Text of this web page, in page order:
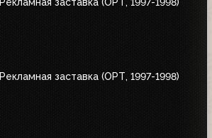
Рекламная заставка (ОРТ, 1997-1998)